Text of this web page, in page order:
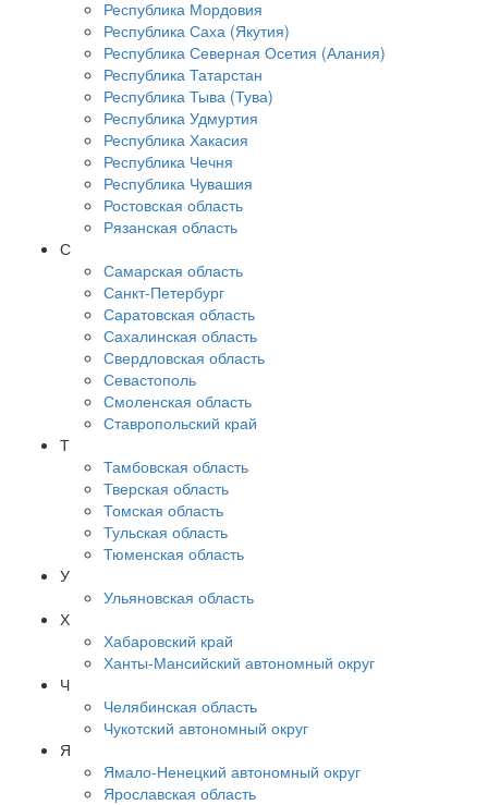
Республика Мордовия
Республика Саха (Якутия)
Республика Северная Осетия (Алания)
Республика Татарстан
Республика Тыва (Тува)
Республика Удмуртия
Республика Хакасия
Республика Чечня
Республика Чувашия
Ростовская область
Рязанская область
С
Самарская область
Санкт-Петербург
Саратовская область
Сахалинская область
Свердловская область
Севастополь
Смоленская область
Ставропольский край
Т
Тамбовская область
Тверская область
Томская область
Тульская область
Тюменская область
У
Ульяновская область
Х
Хабаровский край
Ханты-Мансийский автономный округ
Ч
Челябинская область
Чукотский автономный округ
Я
Ямало-Ненецкий автономный округ
Ярославская область